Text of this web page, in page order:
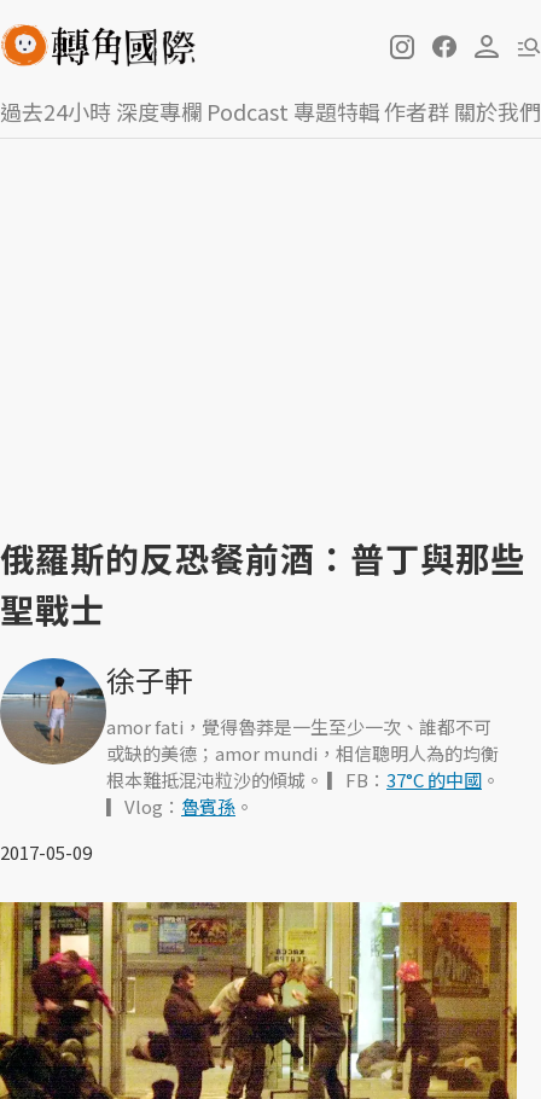
過去24小時深度專欄 Podcast 專題特輯作者群關於我們
俄羅斯的反恐餐前酒：普丁與那些
聖戰士
徐子軒
amor fati，覺得魯莽是一生至少一次、誰都不可
或缺的美德；amor mundi，相信聰明人為的均衡
根本難抵混沌粒沙的傾城。 ▎FB： 37°C 的中國 。
▎Vlog： 魯賓孫 。
2017-05-09